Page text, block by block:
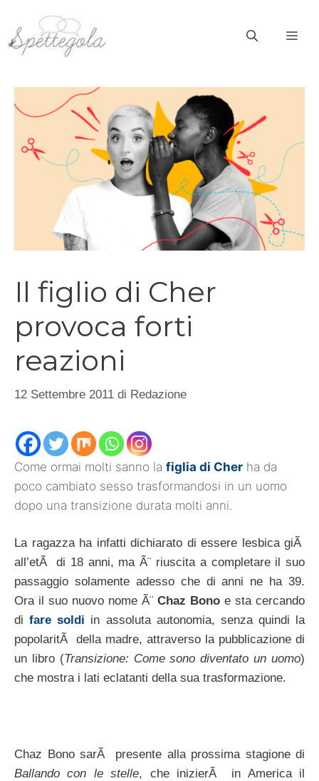
contenuto
Il figlio di Cher
provoca forti
reazioni
12 Settembre 2011 di Redazione
Come ormai molti sanno la figlia di Cher ha da
poco cambiato sesso trasformandosi in un uomo
dopo una transizione durata molti anni.
La ragazza ha infatti dichiarato di essere lesbica giÃ
all’etÃ di 18 anni, ma Ã¨ riuscita a completare il suo
passaggio solamente adesso che di anni ne ha 39.
Ora il suo nuovo nome Ã¨Chaz Bono e sta cercando
difare soldi in assoluta autonomia, senza quindi la
popolaritÃ della madre, attraverso la pubblicazione di
un libro (Transizione: Come sono diventato un uomo)
che mostra i lati eclatanti della sua trasformazione.
Chaz Bono sarÃ presente alla prossima stagione di
Ballando con le stelle, che inizierÃ in America il